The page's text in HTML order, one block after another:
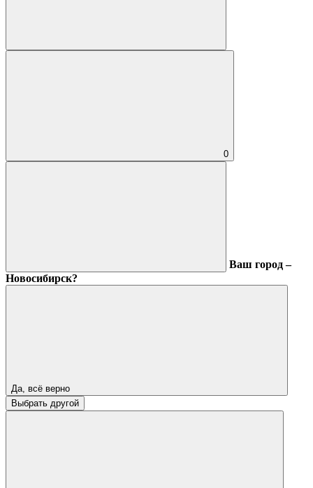
0
Ваш город –
Новосибирск?
Да, всё верно
Выбрать другой